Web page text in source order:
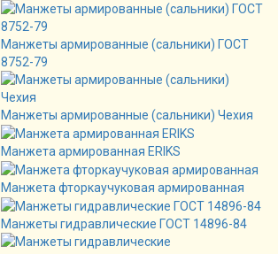
Манжеты армированные (сальники) ГОСТ
8752-79
Манжеты армированные (сальники) Чехия
Манжета армированная ERIKS
Манжета фторкаучуковая армированная
Манжеты гидравлические ГОСТ 14896-84